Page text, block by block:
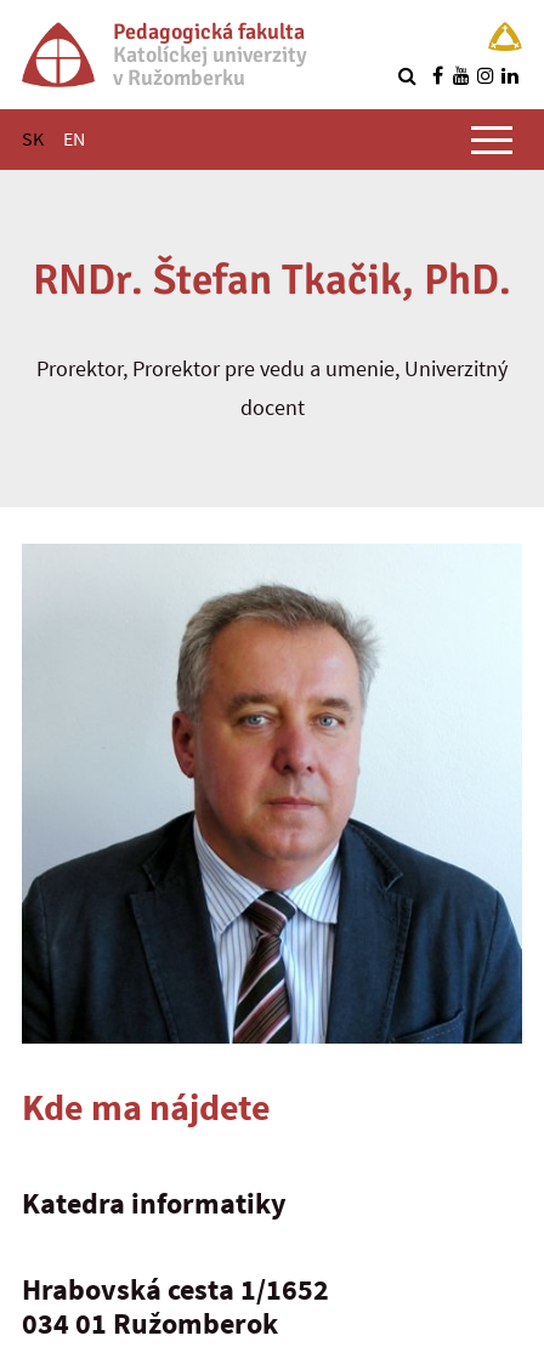
Pedagogická fakulta
Katolíckej univerzity
v Ružomberku
SK EN
Hlavné menu
RNDr. Štefan Tkačik, PhD.
Prorektor, Prorektor pre vedu a umenie, Univerzitný
docent
Kde ma nájdete
Katedra informatiky
Hrabovská cesta 1/1652
034 01 Ružomberok